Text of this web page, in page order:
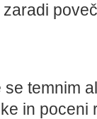
temnim
in poceni